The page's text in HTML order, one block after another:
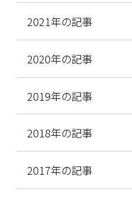
2021年の記事
2020年の記事
2019年の記事
2018年の記事
2017年の記事